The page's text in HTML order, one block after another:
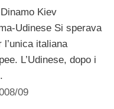
Kiev
Udinese Si sperava
italiana
L’Udinese, dopo i
09